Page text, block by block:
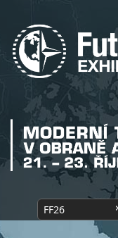
FF26